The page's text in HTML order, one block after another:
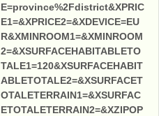
E=province%2Fdistrict&XPRIC
E1=&XPRICE2=&XDEVICE=EU
R&XMINROOM1=&XMINROOM
2=&XSURFACEHABITABLETO
TALE1=120&XSURFACEHABIT
ABLETOTALE2=&XSURFACET
OTALETERRAIN1=&XSURFAC
ETOTALETERRAIN2=&XZIPOP